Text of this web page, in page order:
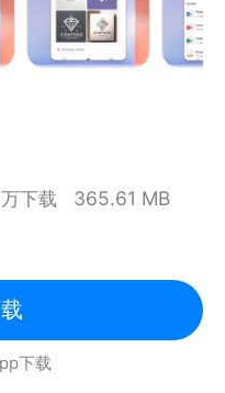
处理器
条件。通过使用此应用
或第三方应
此数据传输到、存储和
在 Microsoft 或应用
协议，了解有关
下载 365.61 MB
下载